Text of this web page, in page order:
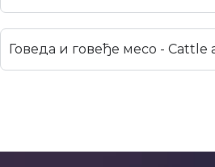
Говеда и говеђе месо - Cattle